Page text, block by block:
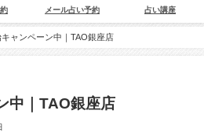
メール占い予約 占い講座
ャンペーン中｜TAO銀座店
中｜TAO銀座店